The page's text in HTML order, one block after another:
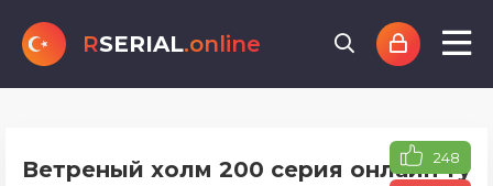
RSERIAL.online
Ветреный холм 200 серия онлайн 248